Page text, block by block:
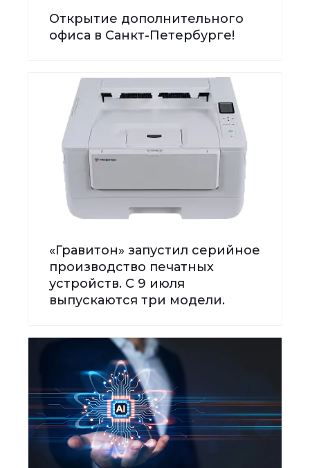
Открытие дополнительного
офиса в Санкт-Петербурге!
«Гравитон» запустил серийное
производство печатных
устройств. С 9 июля
выпускаются три модели.